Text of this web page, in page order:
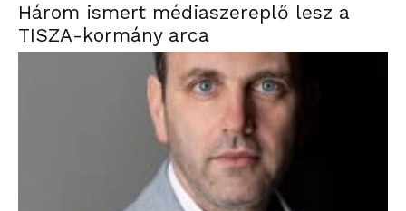
Három ismert médiaszereplő lesz a
TISZA-kormány arca